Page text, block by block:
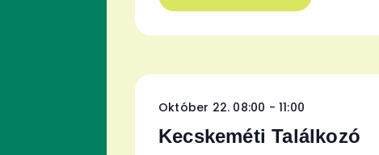
Kecskeméti Találkozó
Október 22. 08:00 -11:00